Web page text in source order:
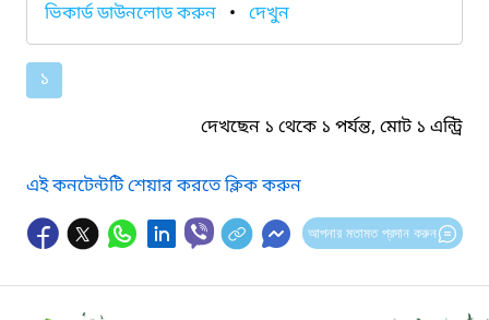
ভিকার্ড ডাউনলোড করুন • দেখুন
১
দেখছেন ১ থেকে ১ পর্যন্ত, মোট ১ এন্ট্রি
এই কনটেন্টটি শেয়ার করতে ক্লিক করুন
আপনার মতামত প্রদান করুন